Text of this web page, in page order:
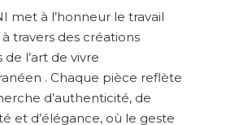
met à l’honneur le travail
travers des créations
de l’art de vivre
. Chaque pièce reflète
d’authenticité, de
et d’élégance, où le geste